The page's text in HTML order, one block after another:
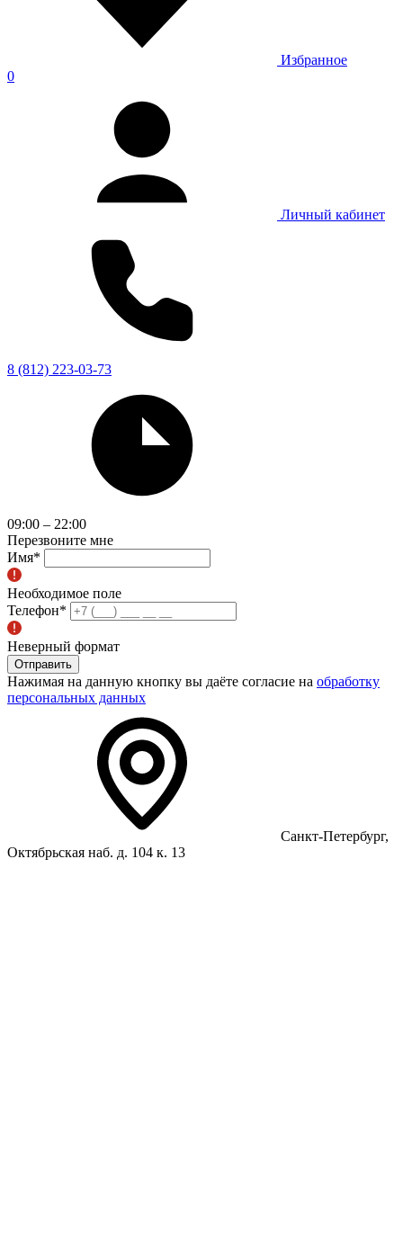
Избранное
0
Личный кабинет
8 (812) 223-03-73
09:00 – 22:00
Перезвоните мне
Имя*
Необходимое поле
Телефон*
Неверный формат
Отправить
Нажимая на данную кнопку вы даёте согласие на обработку
персональных данных
Санкт-Петербург,
Октябрьская наб. д. 104 к. 13